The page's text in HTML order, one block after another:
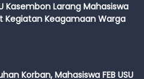
Kasembon Larang Mahasiswa
Kegiatan Keagamaan Warga
Korban, Mahasiswa FEB USU